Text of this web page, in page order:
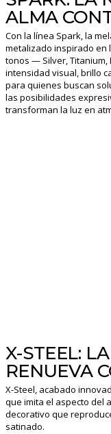
ALMA
Con la línea Spark, la
metalizado inspirado en
tonos — Silver,
intensidad visual, brillo
para quienes buscan
las posibilidades
transforman la luz en
X-STEEL:
RENUEVA
X-Steel, acabado
que imita el aspecto del
decorativo que
satinado.